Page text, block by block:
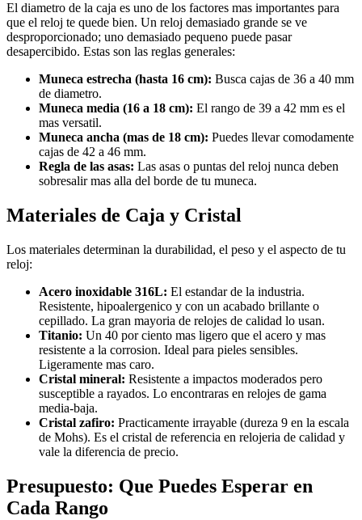
El diametro de la caja es uno de los factores mas importantes para
que el reloj te quede bien. Un reloj demasiado grande se ve
desproporcionado; uno demasiado pequeno puede pasar
desapercibido. Estas son las reglas generales:
Muneca estrecha (hasta 16 cm): Busca cajas de 36 a 40 mm
de diametro.
Muneca media (16 a 18 cm): El rango de 39 a 42 mm es el
mas versatil.
Muneca ancha (mas de 18 cm): Puedes llevar comodamente
cajas de 42 a 46 mm.
Regla de las asas: Las asas o puntas del reloj nunca deben
sobresalir mas alla del borde de tu muneca.
Materiales de Caja y Cristal
Los materiales determinan la durabilidad, el peso y el aspecto de tu
reloj:
Acero inoxidable 316L: El estandar de la industria.
Resistente, hipoalergenico y con un acabado brillante o
cepillado. La gran mayoria de relojes de calidad lo usan.
Titanio: Un 40 por ciento mas ligero que el acero y mas
resistente a la corrosion. Ideal para pieles sensibles.
Ligeramente mas caro.
Cristal mineral: Resistente a impactos moderados pero
susceptible a rayados. Lo encontraras en relojes de gama
media-baja.
Cristal zafiro: Practicamente irrayable (dureza 9 en la escala
de Mohs). Es el cristal de referencia en relojeria de calidad y
vale la diferencia de precio.
Presupuesto: Que Puedes Esperar en
Cada Rango